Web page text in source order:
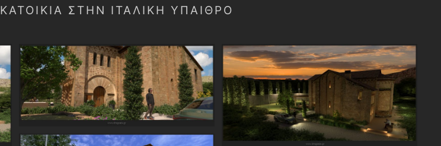
ΚΑΤΟΙΚΊΑ ΣΤΉΝ ΙΤΑΛΙΚΉ ΎΠΑΙΘΡΟ